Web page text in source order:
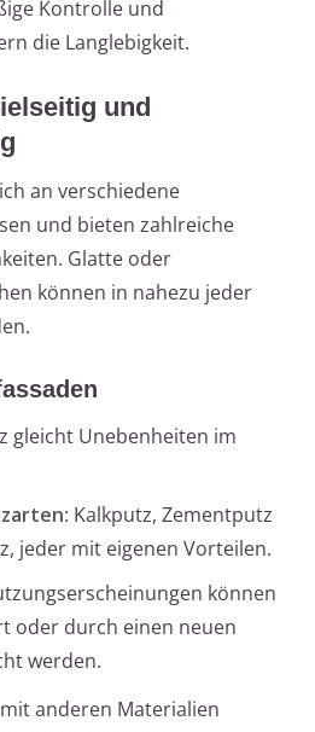
Kontrolle und
die Langlebigkeit.
und
an verschiedene
und bieten zahlreiche
Glatte oder
können in nahezu jeder
gleicht Unebenheiten im
: Kalkputz, Zementputz
jeder mit eigenen Vorteilen.
können
oder durch einen neuen
werden.
anderen Materialien